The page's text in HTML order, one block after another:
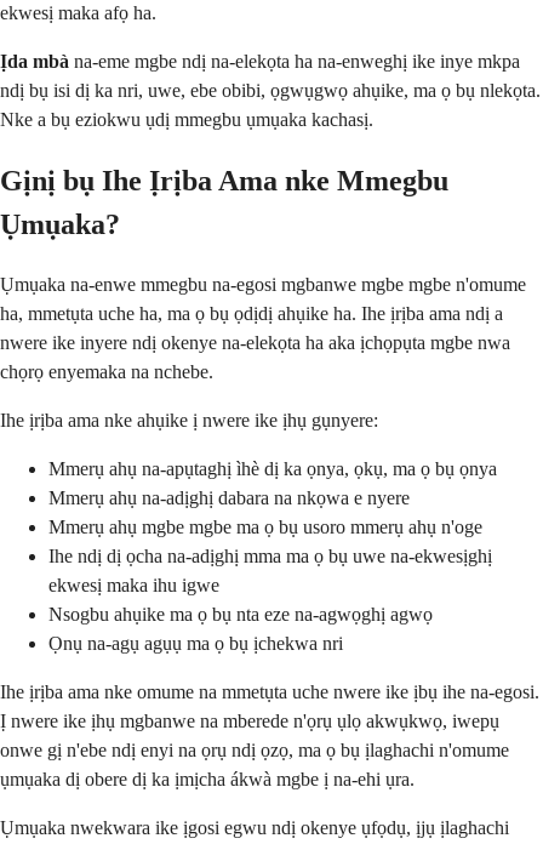
ekwesị maka afọ ha.
Ịda mbà na-eme mgbe ndị na-elekọta ha na-enweghị ike inye mkpa
ndị bụ isi dị ka nri, uwe, ebe obibi, ọgwụgwọ ahụike, ma ọ bụ nlekọta.
Nke a bụ eziokwu ụdị mmegbu ụmụaka kachasị.
Gịnị bụ Ihe Ịrịba Ama nke Mmegbu
Ụmụaka?
Ụmụaka na-enwe mmegbu na-egosi mgbanwe mgbe mgbe n'omume
ha, mmetụta uche ha, ma ọ bụ ọdịdị ahụike ha. Ihe ịrịba ama ndị a
nwere ike inyere ndị okenye na-elekọta ha aka ịchọpụta mgbe nwa
chọrọ enyemaka na nchebe.
Ihe ịrịba ama nke ahụike ị nwere ike ịhụ gụnyere:
Mmerụ ahụ na-apụtaghị ìhè dị ka ọnya, ọkụ, ma ọ bụ ọnya
Mmerụ ahụ na-adịghị dabara na nkọwa e nyere
Mmerụ ahụ mgbe mgbe ma ọ bụ usoro mmerụ ahụ n'oge
Ihe ndị dị ọcha na-adịghị mma ma ọ bụ uwe na-ekwesịghị
ekwesị maka ihu igwe
Nsogbu ahụike ma ọ bụ nta eze na-agwọghị agwọ
Ọnụ na-agụ agụụ ma ọ bụ ịchekwa nri
Ihe ịrịba ama nke omume na mmetụta uche nwere ike ịbụ ihe na-egosi.
Ị nwere ike ịhụ mgbanwe na mberede n'ọrụ ụlọ akwụkwọ, iwepụ
onwe gị n'ebe ndị enyi na ọrụ ndị ọzọ, ma ọ bụ ịlaghachi n'omume
ụmụaka dị obere dị ka ịmịcha ákwà mgbe ị na-ehi ụra.
Ụmụaka nwekwara ike ịgosi egwu ndị okenye ụfọdụ, ịjụ ịlaghachi